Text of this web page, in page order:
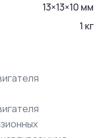
13×13×10 мм
1 кг